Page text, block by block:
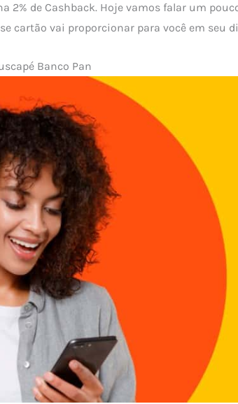
2% de Cashback. Hoje vamos falar um
cartão vai proporcionar para você em seu
Banco Pan